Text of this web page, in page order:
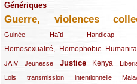
Génériques
(59/289)
(22/289)
Guerre, violences
(149/289)
Guinée
(12/289) Haïti
(15/289) Handicap
(10/289)
(49/289)
Homosexualité, Homophobie
(44/289)
(47/289)
(34/289)
JAIV
(10/289)Jeunesse
(21/289) Justice
(65/289) Kenya
(35/289)
(25/289)
(62/289)
Lois transmission intentionnelle
(24/289)
(11/289)
(21/289)